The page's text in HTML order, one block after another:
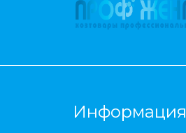
Информация